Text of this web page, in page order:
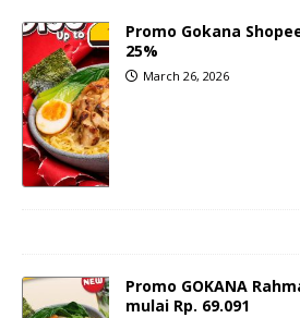
Promo Gokana
25%
March 26, 2026
Promo GOKANA
mulai Rp. 69.091